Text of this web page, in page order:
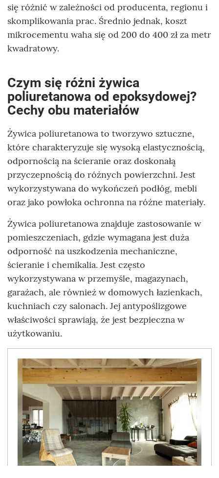
się różnić w zależności od producenta, regionu i
skomplikowania prac. Średnio jednak, koszt
mikrocementu waha się od 200 do 400 zł za metr
kwadratowy.
Czym się różni żywica
poliuretanowa od epoksydowej?
Cechy obu materiałów
Żywica poliuretanowa to tworzywo sztuczne,
które charakteryzuje się wysoką elastycznością,
odpornością na ścieranie oraz doskonałą
przyczepnością do różnych powierzchni. Jest
wykorzystywana do wykończeń podłóg, mebli
oraz jako powłoka ochronna na różne materiały.
Żywica poliuretanowa znajduje zastosowanie w
pomieszczeniach, gdzie wymagana jest duża
odporność na uszkodzenia mechaniczne,
ścieranie i chemikalia. Jest często
wykorzystywana w przemyśle, magazynach,
garażach, ale również w domowych łazienkach,
kuchniach czy salonach. Jej antypoślizgowe
właściwości sprawiają, że jest bezpieczna w
użytkowaniu.